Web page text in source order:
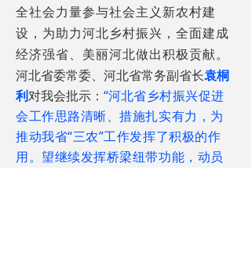
全社会力量参与社会主义新农村建
设，为助力河北乡村振兴，全面建成
经济强省、美丽河北做出积极贡献。
河北省委常委、河北省常务副省长袁桐
利对我会批示： “河北省乡村振兴促进
会工作思路清晰、措施扎实有力，为
推动我省“三农”工作发挥了积极的作
用。望继续发挥桥梁纽带功能，动员